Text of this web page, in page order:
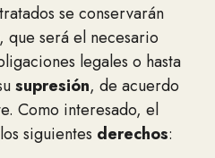
se conservarán
será el necesario
legales o hasta
supresión, de acuerdo
Como interesado, el
siguientes derechos: